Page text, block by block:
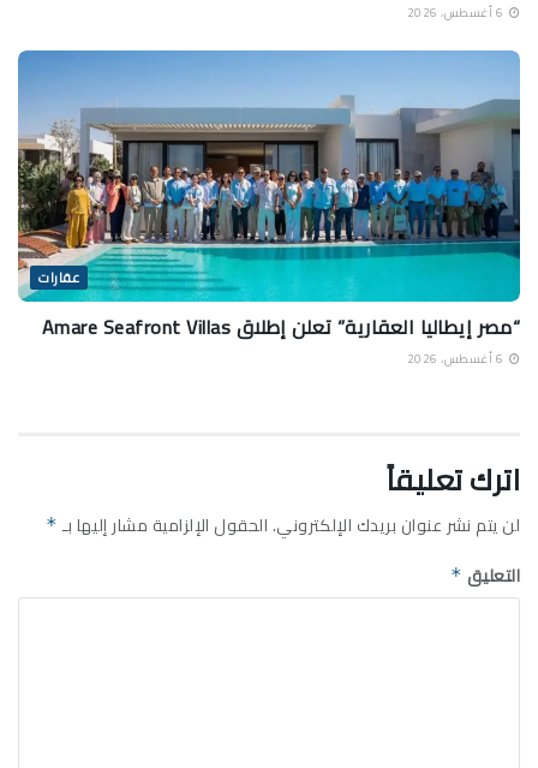
عقارات
“مصر إيطاليا العقارية” تعلن إطلاق Amare Seafront Villas
اترك تعليقاً
لن يتم نشر عنوان بريدك الإلكتروني.الحقول الإلزامية مشار إليها بـ *
التعليق *